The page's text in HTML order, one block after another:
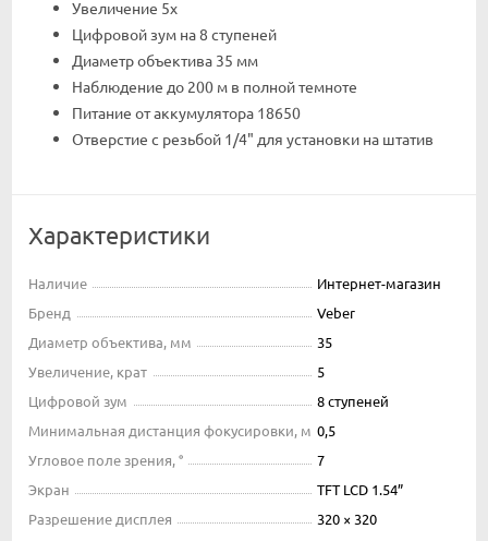
Увеличение 5х
Цифровой зум на 8 ступеней
Диаметр объектива 35 мм
Наблюдение до 200 м в полной темноте
Питание от аккумулятора 18650
Отверстие с резьбой 1/4" для установки на штатив
Характеристики
Наличие
Интернет-магазин
Бренд
Veber
Диаметр объектива, мм
35
Увеличение, крат
5
Цифровой зум
8 ступеней
Минимальная дистанция фокусировки, м 0,5
Угловое поле зрения, °
7
Экран
TFT LCD 1.54”
Разрешение дисплея
320 × 320